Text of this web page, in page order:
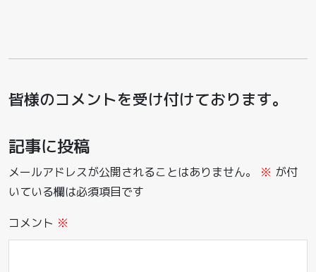
皆様のコメントを受け付けております。
記事に投稿
メールアドレスが公開されることはありません。 ※ が付
いている欄は必須項目です
コメント ※